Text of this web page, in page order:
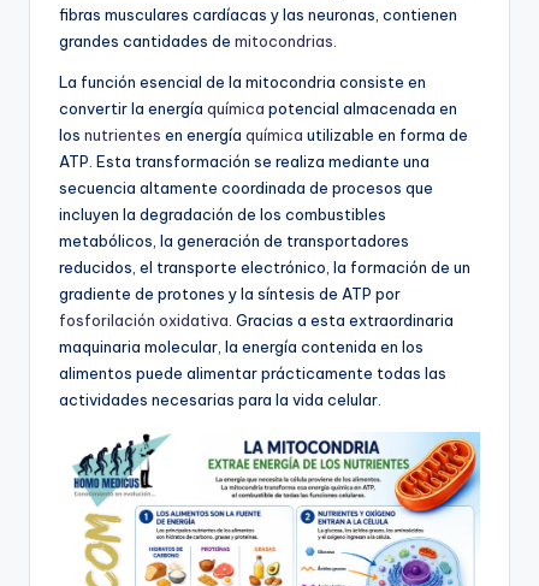
fibras musculares cardíacas y las neuronas, contienen
grandes cantidades de mitocondrias
La función esencial de la mitocondria consiste en
convertir la energía química potencial almacenada en
los nutrientes en energía química utilizable en forma de
ATP. Esta transformación se realiza mediante una
secuencia altamente coordinada de procesos que
incluyen la degradación de los combustibles
metabólicos, la generación de transportadores
reducidos, el transporte electrónico, la formación de un
gradiente de protones y la síntesis de ATP por
fosforilación oxidativa . Gracias a esta extraordinaria
maquinaria molecular, la energía contenida en los
alimentos puede alimentar prácticamente todas las
actividades necesarias para la vida celular.